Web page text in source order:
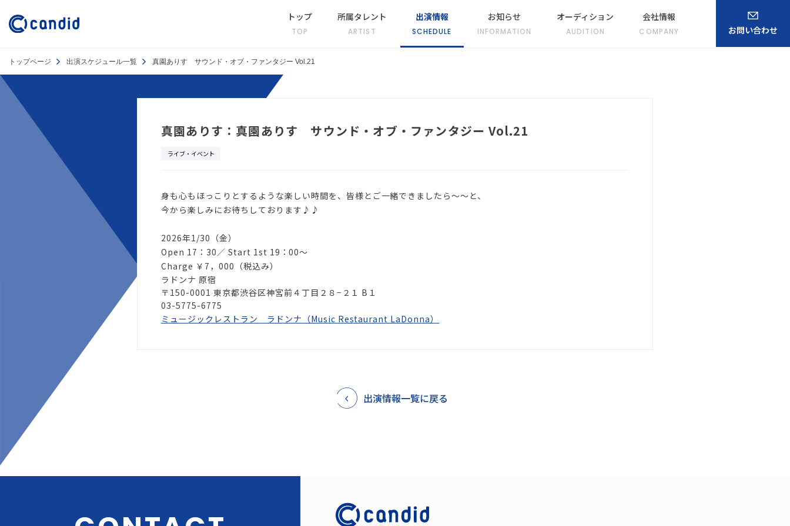
トップ
TOP
所属タレント
ARTIST
出演情報
SCHEDULE
お知らせ
INFORMATION
オーディション
AUDITION
会社情報
COMPANY お問い合わせ
トップページ 出演スケジュール一覧 真園ありす サウンド・オブ・ファンタジー Vol.21
真園ありす：真園ありす サウンド・オブ・ファンタジー Vol.21
ライブ・イベント
身も心もほっこりとするような楽しい時間を、皆様とご一緒できましたら～～と、
今から楽しみにお待ちしております♪♪
2026年1/30（金）
Open 17：30／ Start 1st 19：00～
Charge ￥7，000（税込み）
ラドンナ 原宿
〒150-0001 東京都渋谷区神宮前４丁目２８−２１ B１
03-5775-6775
ミュージックレストラン ラドンナ（Music Restaurant LaDonna）
出演情報一覧に戻る